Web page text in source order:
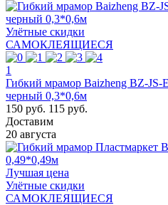
Улётные скидки
САМОКЛЕЯЩИЕСЯ
1
Гибкий мрамор Baizheng BZ-JS-
черный 0,3*0,6м
150 руб. 115 руб.
Доставим
20 августа
Лучшая цена
Улётные скидки
САМОКЛЕЯЩИЕСЯ